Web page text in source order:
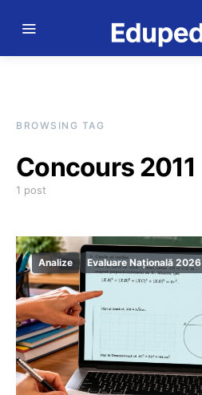
BROWSING TAG
Concours 2011
1 post
Analize Evaluare Națională 2026